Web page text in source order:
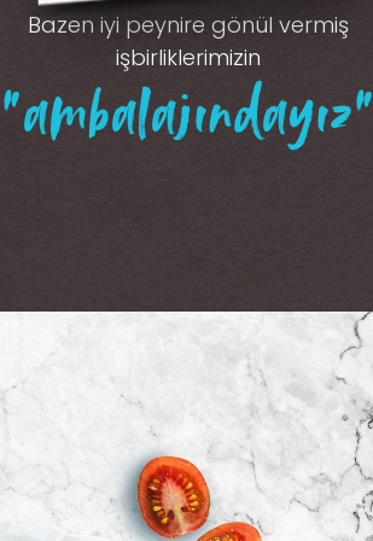
Bazen iyi peynire gönül vermiş
işbirliklerimizin
“ambalajındayız”